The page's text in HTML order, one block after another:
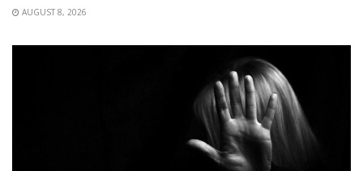
AUGUST 8, 2026